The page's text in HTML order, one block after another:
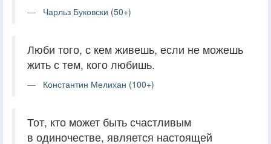
Чарльз Буковски (50+)
Люби того, с кем живешь, если не можешь
жить с тем, кого любишь.
Константин Мелихан (100+)
Тот, кто может быть счастливым
в одиночестве, является настоящей